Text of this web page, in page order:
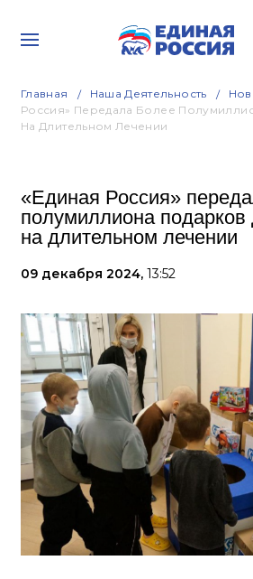
Главная Наша Деятельность
Россия» Передала Более
На Длительном Лечении
«Единая Россия»
полумиллиона подарков
на длительном лечении
09 декабря 2024, 13:52